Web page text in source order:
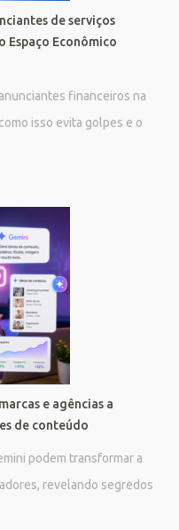
de serviços
Espaço Econômico
financeiros na
isso evita golpes e o
e agências a
de conteúdo
podem transformar a
revelando segredos